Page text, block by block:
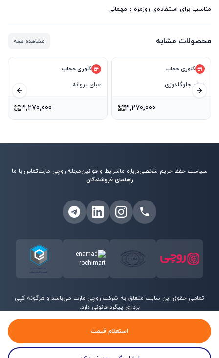
مناسب برای استفاده‌ی روزمره و مهمانی
محصولات مشابه مشاهده همه
گلوری حجاب
عبای پروانه
۳٬۲۷۰٬۰۰۰
گلوری حجاب
عبای جلوگلدوزی
۳٬۲۷۰٬۰۰۰
اسلاید قبلی بعدی
استعلام قیمت
سیاست حفظ حریم شخصیدرباره ماشرایط و قوانینمجله روچی مارتتماس با ما
راهنمای فروشندگان
تمامی حقوق این سایت متعلق به شرکت روچی مارت می‌باشد و هرگونه کپی
برداری پیگرد قانونی دارد.
©
2026روچی مارت - تمامی حقوق محفوظ است.